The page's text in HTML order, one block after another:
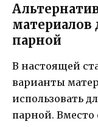
материалов
парной
В настоящей
варианты
использовать
парной.